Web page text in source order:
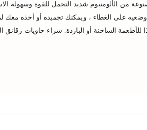
من الألومنيوم شديد التحمل للقوة وسهولة
على الغطاء ، ويمكنك تجميده أو أخذه معك
الساخنة أو الباردة. شراء حاويات رقائق